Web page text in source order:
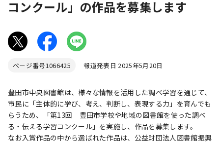
コンクール」の作品を募集します
ページ番号1066425 報道発表日 2025年5月20日
豊田市中央図書館は、様々な情報を活用した調べ学習を通じて、
市民に「主体的に学び、考え、判断し、表現する力」を育んでも
らうため、「第13回 豊田市学校や地域の図書館を使った調べ
る・伝える学習コンクール」を実施し、作品を募集します。
なお入賞作品の中から選ばれた作品は、公益財団法人図書館振興